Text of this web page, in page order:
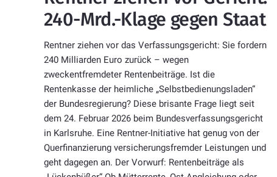
240-Mrd.-Klage gegen Staat
Rentner ziehen vor das Verfassungsgericht: Sie fordern
240 Milliarden Euro zurück – wegen
zweckentfremdeter Rentenbeiträge. Ist die
Rentenkasse der heimliche „Selbstbedienungsladen“
der Bundesregierung? Diese brisante Frage liegt seit
dem 24. Februar 2026 beim Bundesverfassungsgericht
in Karlsruhe. Eine Rentner-Initiative hat genug von der
Querfinanzierung versicherungsfremder Leistungen und
geht dagegen an. Der Vorwurf: Rentenbeiträge als